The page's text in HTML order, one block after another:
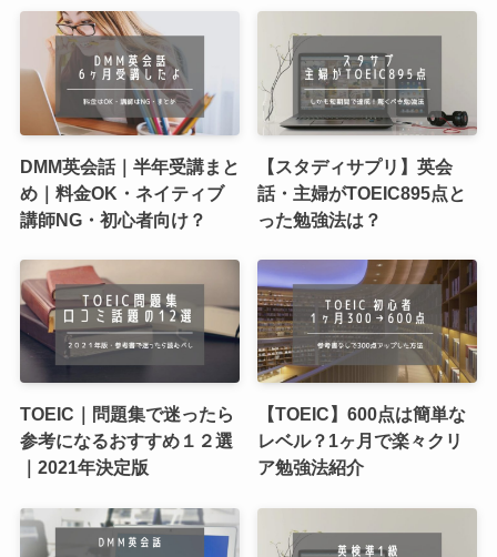
DMM英会話｜半年受講まと
め｜料金OK・ネイティブ
講師NG・初心者向け？
【スタディサプリ】英会
話・主婦がTOEIC895点と
った勉強法は？
TOEIC｜問題集で迷ったら
参考になるおすすめ１２選
｜2021年決定版
【TOEIC】600点は簡単な
レベル？1ヶ月で楽々クリ
ア勉強法紹介